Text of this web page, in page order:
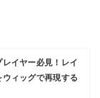
レイヤー必見！レイ
ィッグで再現する